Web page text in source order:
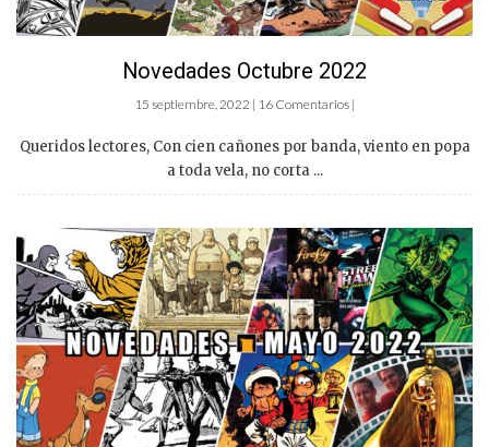
Novedades Octubre 2022
15 septiembre, 2022 | 16 Comentarios |
Queridos lectores, Con cien cañones por banda, viento en popa
a toda vela, no corta ...